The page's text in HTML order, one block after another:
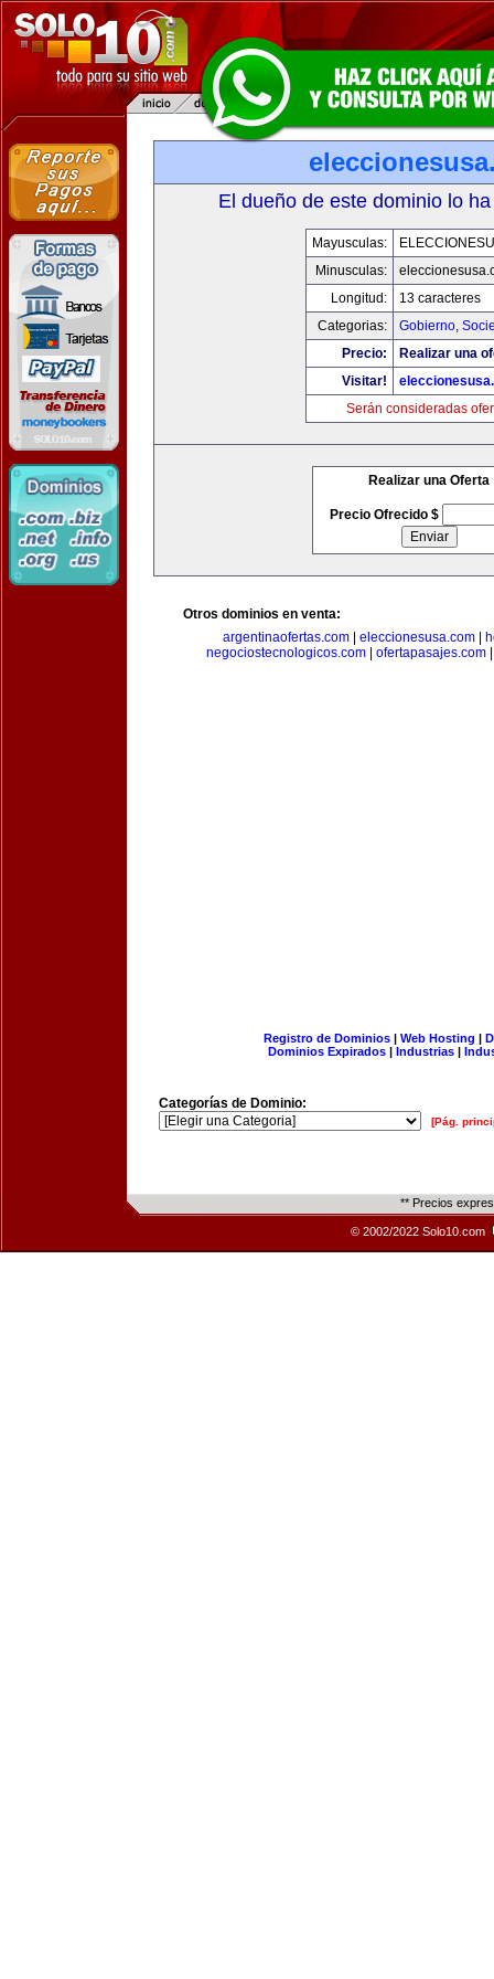
El dueño de este dominio lo
Mayusculas:
Minusculas:
Longitud:
13 caracteres
Categorias:
Gobierno,
Precio:
Realizar una
Visitar!
Serán consideradas
Realizar una Oferta
Precio Ofrecido $
Otros dominios en venta:
argentinaofertas.com| eleccionesusa.com|
negociostecnologicos.com
ofertapasajes.com
Registro de Dominios| Web Hosting |
Dominios Expirados | Industrias |
Categorías de Dominio:
[Pág.
** Precios
© 2002/2022 Solo10.com